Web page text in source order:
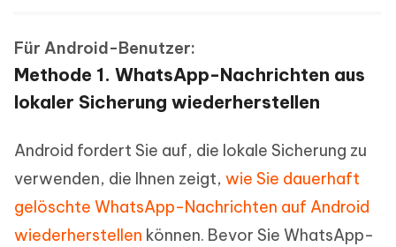
Für Android-Benutzer:
Methode 1. WhatsApp-Nachrichten aus
lokaler Sicherung wiederherstellen
Android fordert Sie auf, die lokale Sicherung zu
verwenden, die Ihnen zeigt, wie Sie dauerhaft
gelöschte WhatsApp-Nachrichten auf Android
wiederherstellen können. Bevor Sie WhatsApp-